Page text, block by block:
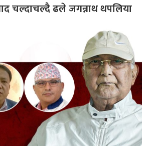
चल्दाचल्दै ढले जगन्नाथ थपलिया